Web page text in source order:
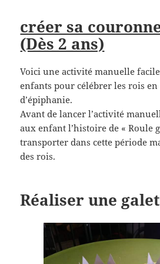
créer sa
(Dès 2 ans)
Voici une activité manuelle
enfants pour célébrer les rois en
d’épiphanie.
Avant de lancer l’activité
aux enfant l’histoire de « Roule
transporter dans cette période
des rois.
Réaliser une